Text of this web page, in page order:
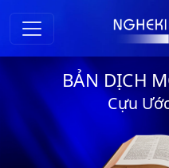
BẢN DỊCH
Cựu